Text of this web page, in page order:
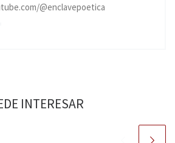
@enclavepoetica
INTERESAR